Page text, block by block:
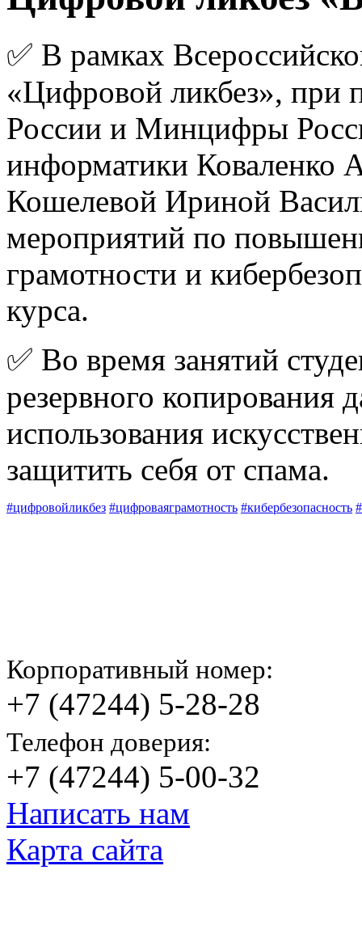
✅ В рамках
«Цифровой ликбез», при
России и Минцифры
информатики Коваленко
Кошелевой Ириной
мероприятий по
грамотности и
курса.
✅ Во время занятий
резервного копирования
использования
защитить себя от спама.
#цифровойликбез #цифроваяграмотность #кибербезопасность
Корпоративный номер:
+7 (47244) 5-28-28
Телефон доверия:
+7 (47244) 5-00-32
Написать нам
Карта сайта